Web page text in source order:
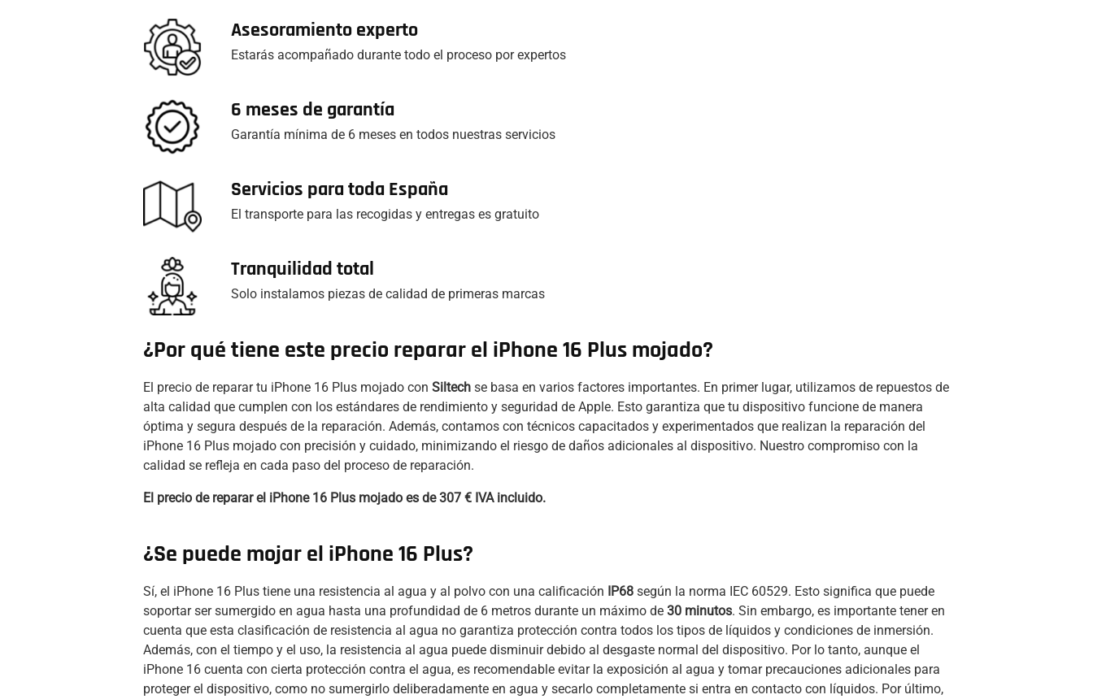
Asesoramiento experto
Estarás acompañado durante todo el proceso por expertos
6 meses de garantía
Garantía mínima de 6 meses en todos nuestras servicios
Servicios para toda España
El transporte para las recogidas y entregas es gratuito
Tranquilidad total
Solo instalamos piezas de calidad de primeras marcas
¿Por qué tiene este precio reparar el iPhone 16 Plus mojado?
El precio de reparar tu iPhone 16 Plus mojado con Siltech se basa en varios factores importantes. En primer lugar, utilizamos de repuestos de
alta calidad que cumplen con los estándares de rendimiento y seguridad de Apple. Esto garantiza que tu dispositivo funcione de manera
óptima y segura después de la reparación. Además, contamos con técnicos capacitados y experimentados que realizan la reparación del
iPhone 16 Plus mojado con precisión y cuidado, minimizando el riesgo de daños adicionales al dispositivo. Nuestro compromiso con la
calidad se refleja en cada paso del proceso de reparación.
El precio de reparar el iPhone 16 Plus mojado es de 307 € IVA incluido.
¿Se puede mojar el iPhone 16 Plus?
Sí, el iPhone 16 Plus tiene una resistencia al agua y al polvo con una calificación IP68 según la norma IEC 60529. Esto significa que puede
soportar ser sumergido en agua hasta una profundidad de 6 metros durante un máximo de 30 minutos. Sin embargo, es importante tener en
cuenta que esta clasificación de resistencia al agua no garantiza protección contra todos los tipos de líquidos y condiciones de inmersión.
Además, con el tiempo y el uso, la resistencia al agua puede disminuir debido al desgaste normal del dispositivo. Por lo tanto, aunque el
iPhone 16 cuenta con cierta protección contra el agua, es recomendable evitar la exposición al agua y tomar precauciones adicionales para
proteger el dispositivo, como no sumergirlo deliberadamente en agua y secarlo completamente si entra en contacto con líquidos. Por último,